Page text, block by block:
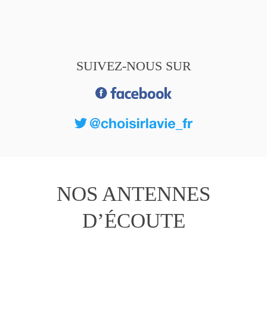
SUIVEZ-NOUS SUR
NOS ANTENNES
D’ÉCOUTE